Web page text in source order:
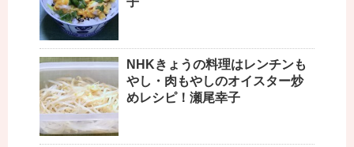
NHKきょうの料理はレンチンも
やし・肉もやしのオイスター炒
めレシピ！瀬尾幸子